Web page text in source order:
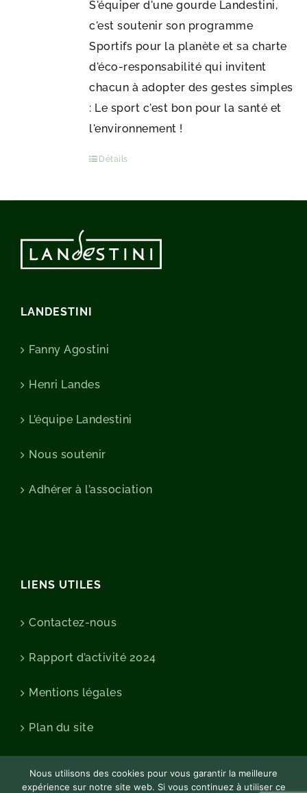
S'équiper d'une gourde Landestini,
c'est soutenir son programme
Sportifs pour la planète et sa charte
d'éco-responsabilité qui invitent
chacun à adopter des gestes simples
: Le sport c'est bon pour la santé et
l'environnement !
Détails
LANDESTINI
Fanny Agostini
Henri Landes
L’équipe Landestini
Nous soutenir
Adhérer à l’association
LIENS UTILES
Contactez-nous
Rapport d’activité 2024
Mentions légales
Plan du site
Nous utilisons des cookies pour vous garantir la meilleure
expérience sur notre site web. Si vous continuez à utiliser ce